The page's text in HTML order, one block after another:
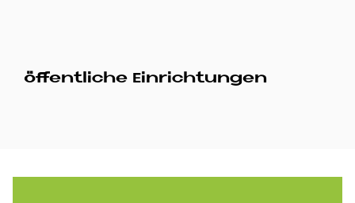
öf­fent­li­che Ein­rich­tun­gen